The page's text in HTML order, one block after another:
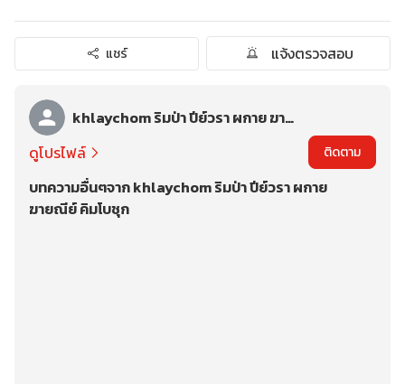
แชร์ แจ้งตรวจสอบ
khlaychom ริมป่า ปีย์วรา ผกาย ฆายณีย์ คิมโบชุก
ดูโปรไฟล์
ติดตาม
บทความอื่นๆจาก khlaychom ริมป่า ปีย์วรา ผกาย
ฆายณีย์ คิมโบชุก